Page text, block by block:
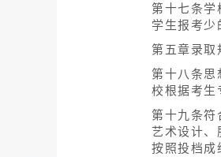
第十七条学
学生报考少
第五章录取
第十八条
校根据考生
第十九条
艺术设计、
按照投档成